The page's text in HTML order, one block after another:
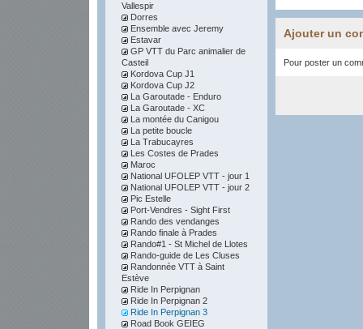
Vallespir
Dorres
Ensemble avec Jeremy
Estavar
GP VTT du Parc animalier de
Casteil
Kordova Cup J1
Kordova Cup J2
La Garoutade - Enduro
La Garoutade - XC
La montée du Canigou
La petite boucle
La Trabucayres
Les Costes de Prades
Maroc
National UFOLEP VTT - jour 1
National UFOLEP VTT - jour 2
Pic Estelle
Port-Vendres - Sight First
Rando des vendanges
Rando finale à Prades
Rando#1 - St Michel de Llotes
Rando-guide de Les Cluses
Randonnée VTT à Saint
Estève
Ride In Perpignan
Ride In Perpignan 2
Ride In Perpignan 3
Road Book GEIEG
Ajouter un
Pour poster un